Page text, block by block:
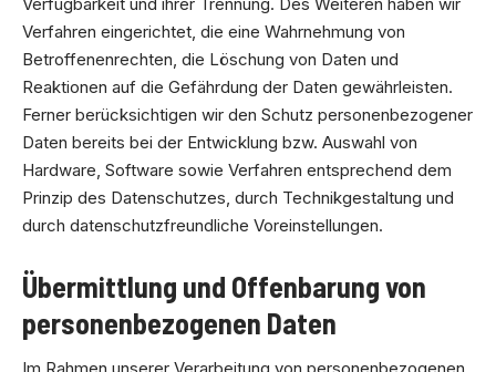
Verfahren eingerichtet, die eine Wahrnehmung von
Betroffenenrechten, die Löschung von Daten und
Reaktionen auf die Gefährdung der Daten gewährleisten.
Ferner berücksichtigen wir den Schutz personenbezogener
Daten bereits bei der Entwicklung bzw. Auswahl von
Hardware, Software sowie Verfahren entsprechend dem
Prinzip des Datenschutzes, durch Technikgestaltung und
durch datenschutzfreundliche Voreinstellungen.
Übermittlung und Offenbarung von
personenbezogenen Daten
Im Rahmen unserer Verarbeitung von personenbezogenen